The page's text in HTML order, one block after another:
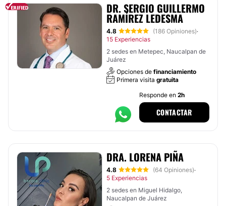
DR. SERGIO GUILLERMO
RAMÍREZ LEDESMA
4.8 (186 Opiniones)·
15 Experiencias
2 sedes en Metepec, Naucalpan de
Juárez
Opciones de financiamiento
Primera visita gratuita
Responde en 2h
CONTACTAR
DRA. LORENA PIÑA
4.8 (64 Opiniones)·
5 Experiencias
2 sedes en Miguel Hidalgo,
Naucalpan de Juárez